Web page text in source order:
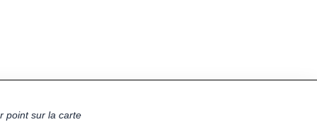
point sur la carte